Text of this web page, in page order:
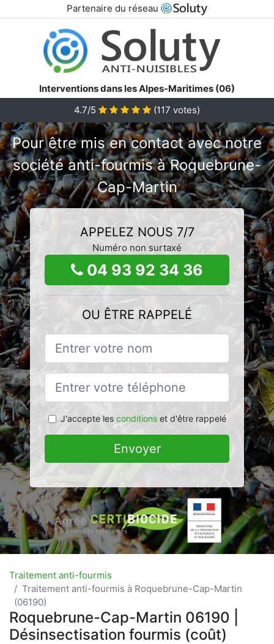
Partenaire du réseau
Interventions dans les Alpes-Maritimes (06)
4.7/5
(117 votes)
Pour être mis en contact avec notre
société anti-fourmis à Roquebrune-
Cap-Martin
APPELEZ NOUS 7/7
Numéro non surtaxé
04 93 92 34 36
OU ÊTRE RAPPELÉ
J'accepte les conditionset d'être rappelé
Envoyer
Traitement anti-fourmis
Traitement anti-fourmis à Roquebrune-Cap-Martin
(06190)
Roquebrune-Cap-Martin 06190 |
Désinsectisation fourmis (coût)